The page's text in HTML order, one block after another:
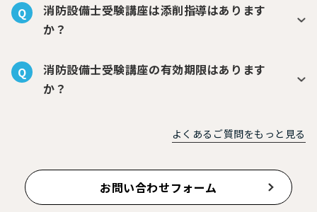
Q
消防設備士受験講座は添削指導はあります
か？
Q
消防設備士受験講座の有効期限はあります
か？
よくあるご質問をもっと見る
お問い合わせフォーム